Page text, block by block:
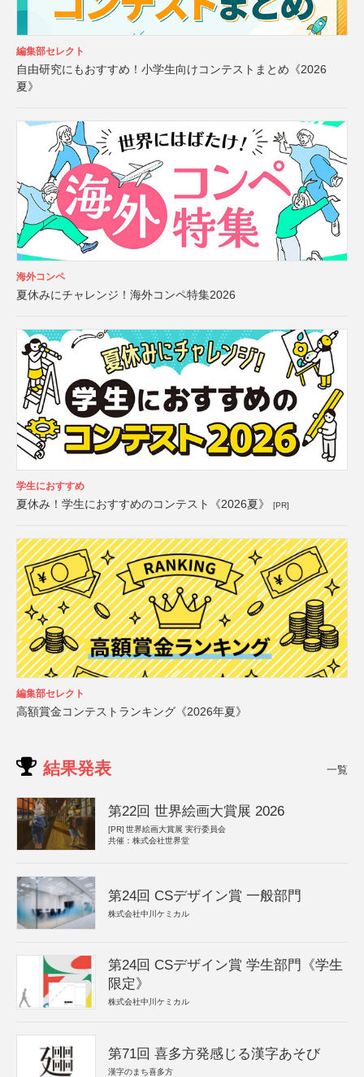
編集部セレクト
自由研究にもおすすめ！小学生向けコンテストまとめ《2026
夏》
海外コンペ
夏休みにチャレンジ！海外コンペ特集2026
学生におすすめ
夏休み！学生におすすめのコンテスト《2026夏》 [PR]
編集部セレクト
高額賞金コンテストランキング《2026年夏》
結果発表 一覧
第22回 世界絵画大賞展 2026
[PR] 世界絵画大賞展 実行委員会
共催：株式会社世界堂
第24回 CSデザイン賞 一般部門
株式会社中川ケミカル
第24回 CSデザイン賞 学生部門《学生
限定》
株式会社中川ケミカル
第71回 喜多方発感じる漢字あそび
漢字のまち喜多方